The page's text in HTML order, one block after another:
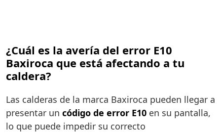
¿Cuál es la avería del error E10
Baxiroca que está afectando a tu
caldera?
Las calderas de la marca Baxiroca pueden llegar a
presentar un código de error E10 en su pantalla,
lo que puede impedir su correcto